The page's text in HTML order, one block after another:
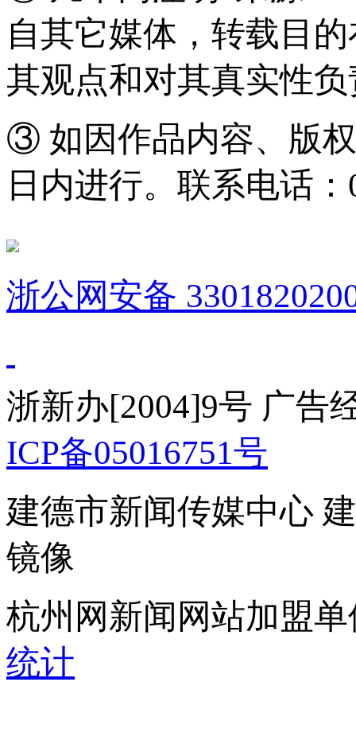
自其它媒体，转载目
其观点和对其真实性
③ 如因作品内容、版
日内进行。联系电话：
浙公网安备
浙新办[2004]9号 广告
ICP备05016751号
建德市新闻传媒中心
镜像
杭州网新闻网站加盟
统计